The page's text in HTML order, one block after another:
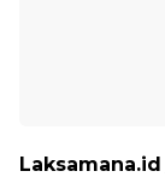
Laksamana.id